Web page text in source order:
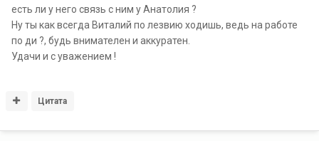
есть ли у него связь с ним у Анатолия ?
Ну ты как всегда Виталий по лезвию ходишь, ведь на работе
по ди ?, будь внимателен и аккуратен.
Удачи и с уважением !
Цитата